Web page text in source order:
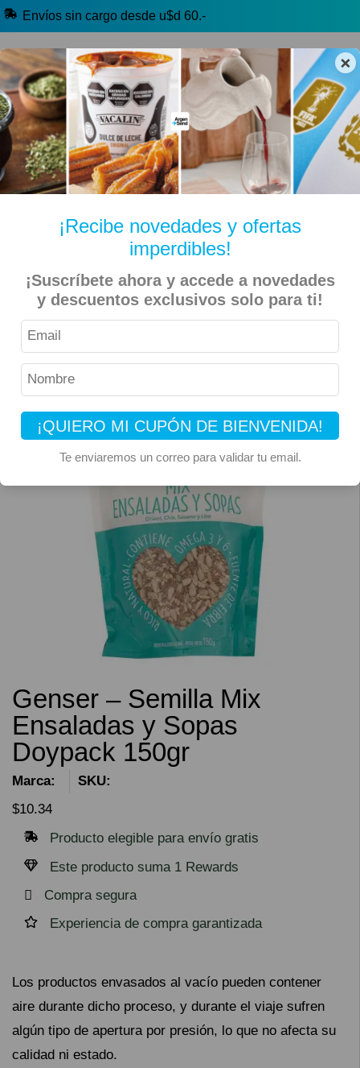
×
¡Recibe novedades y ofertas
imperdibles!
¡Suscríbete ahora y accede a novedades
y descuentos exclusivos solo para ti!
¡QUIERO MI CUPÓN DE BIENVENIDA!
Te enviaremos un correo para validar tu email.
Envíos sin cargo desde u$d 60.-
🔥 Alfajores y Golosinas
🧉 Clásicos argentinos 🏷️ Todas las categorías
Inicio Kiosko Dulce y Salado
Genser – Semilla Mix Ensaladas y Sopas Doypack 150gr
Genser – Semilla Mix
Ensaladas y Sopas
Doypack 150gr
Marca:
SKU:
$10.34
Producto elegible para envío gratis
Este producto suma 1 Rewards
Compra segura
Experiencia de compra garantizada
Los productos envasados ​​al vacío pueden contener
aire durante dicho proceso, y durante el viaje sufren
algún tipo de apertura por presión, lo que no afecta su
calidad ni estado.